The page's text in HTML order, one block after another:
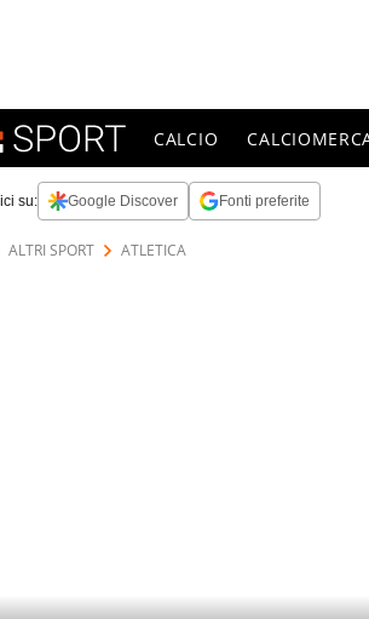
CALCIO
su: Google Discover Fonti preferite
ALTRI SPORT ATLETICA